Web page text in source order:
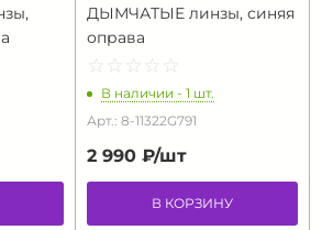
ДЫМЧАТЫЕ линзы, синяя
оправа
☆ ☆ ☆ ☆ ☆
★ ★ ★ ★ ★
В наличии - 1 шт.
Арт.: 8-11322G791
2 990 ₽/шт
В КОРЗИНУ